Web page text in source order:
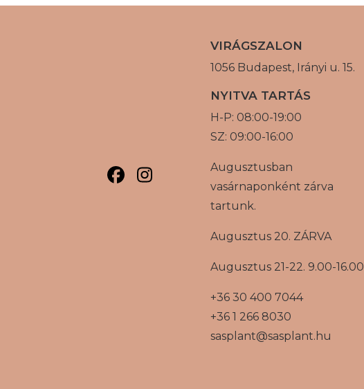
VIRÁGSZALON
1056 Budapest, Irányi u. 15.
NYITVA TARTÁS
H-P: 08:00-19:00
SZ: 09:00-16:00
Augusztusban
vasárnaponként zárva
tartunk.
Augusztus 20. ZÁRVA
Augusztus 21-22. 9.00-16.00
+36 30 400 7044
+36 1 266 8030
sasplant@sasplant.hu